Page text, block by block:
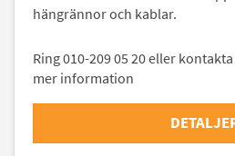
hängrännor och kablar.
Ring 010-209 05 20 eller
mer information